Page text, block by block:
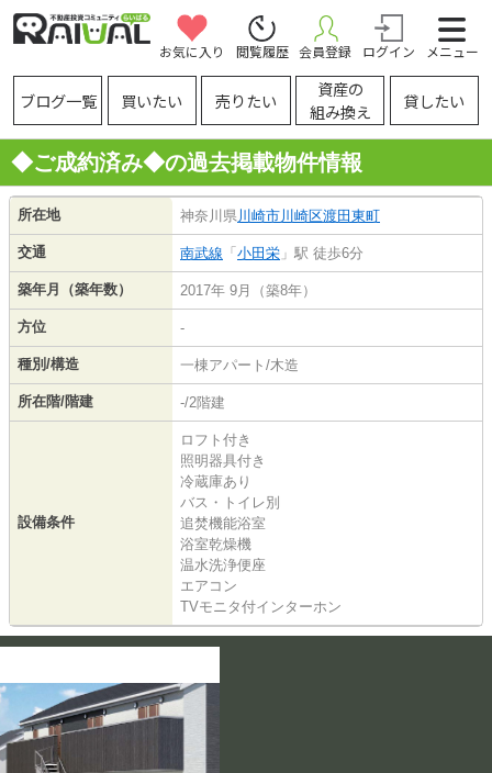
お気に入り 閲覧履歴 会員登録 ログイン メニュー
ブログ一覧 買いたい 売りたい
資産の
組み換え
貸したい
◆ご成約済み◆の過去掲載物件情報
所在地 神奈川県 川崎市川崎区渡田東町
交通 南武線 「小田栄 」駅 徒歩6分
築年月（築年数） 2017年 9月（築8年）
方位 -
種別/構造 一棟アパート/木造
所在階/階建 -/2階建
設備条件
ロフト付き
照明器具付き
冷蔵庫あり
バス・トイレ別
追焚機能浴室
浴室乾燥機
温水洗浄便座
エアコン
TVモニタ付インターホン